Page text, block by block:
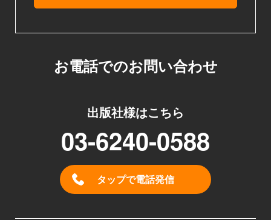
お電話でのお問い合わせ
出版社様はこちら
03-6240-0588
タップで電話発信